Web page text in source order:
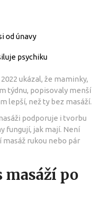
od únavy
psychiku
ukázal, že maminky,
týdnu, popisovaly menší
lepší, než ty bez masáží.
podporuje i tvorbu
fungují, jak mají. Není
masáž rukou nebo pár
masáží po